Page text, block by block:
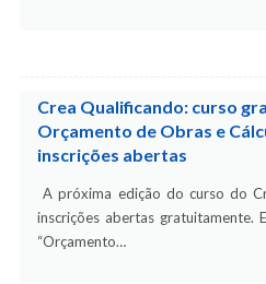
Crea Qualificando: curso
Orçamento de Obras e
inscrições abertas
A próxima edição do curso do
inscrições abertas gratuitamente.
“Orçamento…